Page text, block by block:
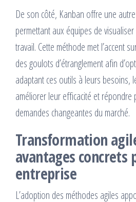
De son côté, Kanban offre une
permettant aux équipes de
travail. Cette méthode met l’accent
des goulots d’étranglement afin
adaptant ces outils à leurs besoins,
améliorer leur efficacité et répondre
demandes changeantes du marché.
Transformation
avantages concrets
entreprise
L’adoption des méthodes agiles